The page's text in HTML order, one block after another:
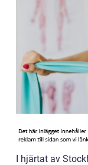
I hjärtat av